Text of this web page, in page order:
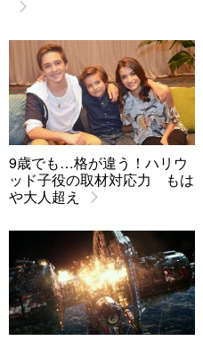
9歳でも…格が違う！ハリウ
ッド子役の取材対応力 もは
や大人超え